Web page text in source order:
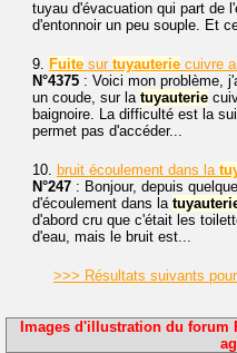
tuyau d'évacuation qui part de
d'entonnoir un peu souple. Et
9. Fuite sur tuyauterie cuivre
N°4375 : Voici mon problème,
un coude, sur la tuyauterie
baignoire. La difficulté est la
permet pas d'accéder...
10. bruit écoulement dans la
N°247 : Bonjour, depuis
d'écoulement dans la
d'abord cru que c'était les
d'eau, mais le bruit est...
>>> Résultats suivants
Images d'illustration du forum